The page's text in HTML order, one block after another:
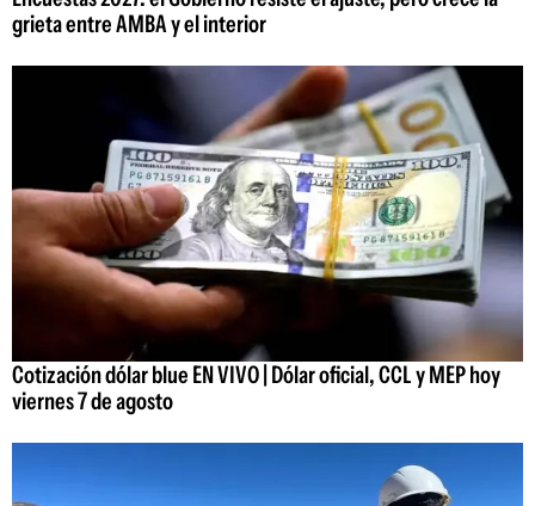
grieta entre AMBA y el interior
Cotización dólar blue EN VIVO | Dólar oficial, CCL y MEP hoy
viernes 7 de agosto